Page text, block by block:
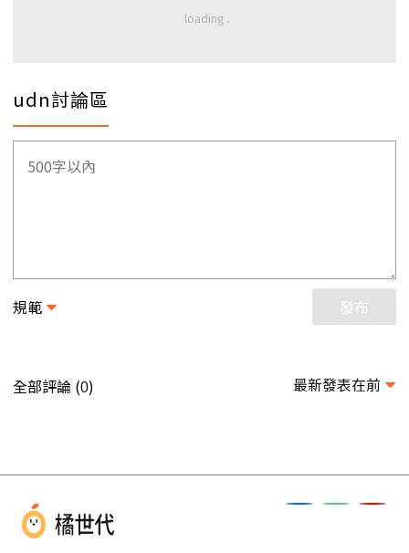
udn討論區
規範 發布
全部評論 (0) 最新發表在前